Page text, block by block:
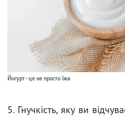
Йогурт - це не просто їжа
5. Гнучкість, яку ви